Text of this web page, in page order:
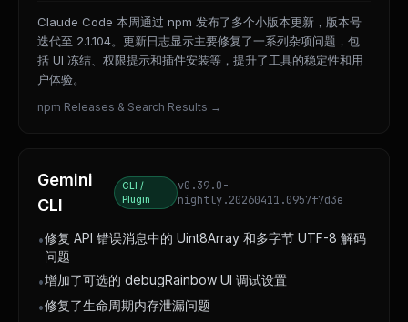
Claude Code 本周通过 npm 发布了多个小版本更新，版本号
迭代至 2.1.104。更新日志显示主要修复了一系列杂项问题，包
括 UI 冻结、权限提示和插件安装等，提升了工具的稳定性和用
户体验。
npm Releases & Search Results →
Gemini
CLI
CLI /
Plugin
v0.39.0-
nightly.20260411.0957f7d3e
•修复 API 错误消息中的 Uint8Array 和多字节 UTF-8 解码
问题
•增加了可选的 debugRainbow UI 调试设置
•修复了生命周期内存泄漏问题